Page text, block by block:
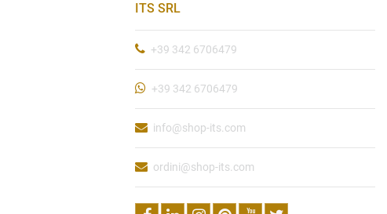
ITS SRL
+39 342 6706479
+39 342 6706479
info@shop-its.com
ordini@shop-its.com